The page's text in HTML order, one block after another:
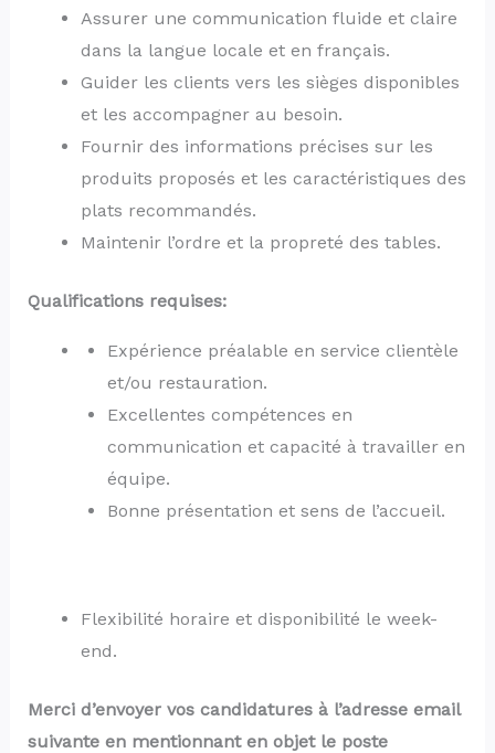
Assurer une communication fluide et claire
dans la langue locale et en français.
Guider les clients vers les sièges disponibles
et les accompagner au besoin.
Fournir des informations précises sur les
produits proposés et les caractéristiques des
plats recommandés.
Maintenir l’ordre et la propreté des tables.
Qualifications requises:
Expérience préalable en service clientèle
et/ou restauration.
Excellentes compétences en
communication et capacité à travailler en
équipe.
Bonne présentation et sens de l’accueil.
Flexibilité horaire et disponibilité le week-
end.
Merci d’envoyer vos candidatures à l’adresse email
suivante en mentionnant en objet le poste